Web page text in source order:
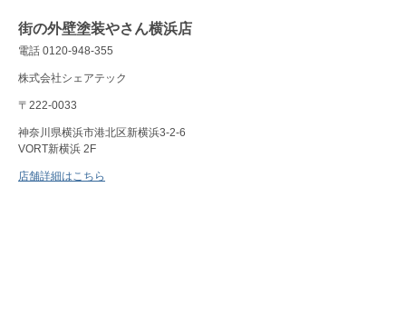
街の外壁塗装やさん横浜店
電話 0120-948-355
株式会社シェアテック
〒222-0033
神奈川県横浜市港北区新横浜3-2-6
VORT新横浜 2F
店舗詳細はこちら